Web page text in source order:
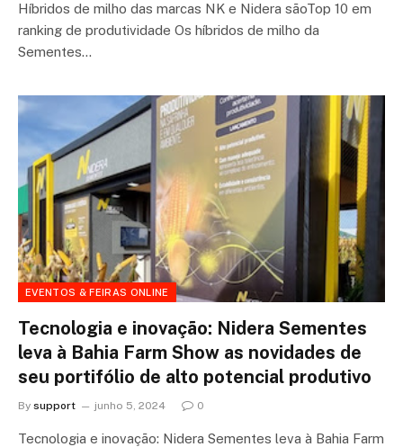
Híbridos de milho das marcas NK e Nidera sãoTop 10 em
ranking de produtividade Os híbridos de milho da
Sementes…
EVENTOS & FEIRAS ONLINE
Tecnologia e inovação: Nidera Sementes
leva à Bahia Farm Show as novidades de
seu portifólio de alto potencial produtivo
By support junho 5, 2024 0
Tecnologia e inovação: Nidera Sementes leva à Bahia Farm